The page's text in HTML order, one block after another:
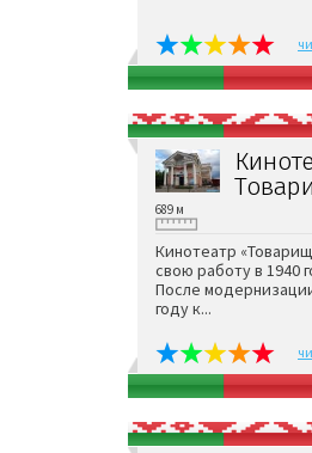
689 м
Кинотеатр
свою работу в 1940
После
году к...